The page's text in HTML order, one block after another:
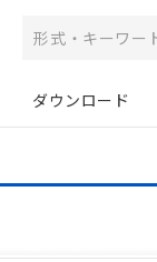
ダウンロード